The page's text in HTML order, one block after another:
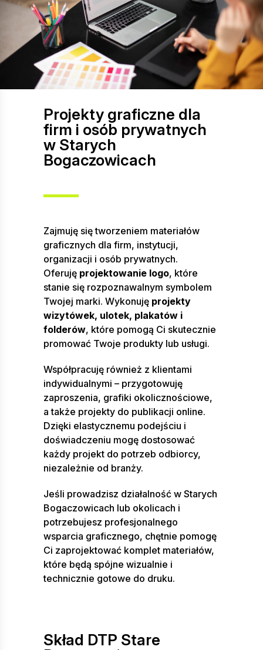
Projekty graficzne dla
firm i osób prywatnych
w Starych
Bogaczowicach
Zajmuję się tworzeniem materiałów
graficznych dla firm, instytucji,
organizacji i osób prywatnych.
Oferuję projektowanie logo, które
stanie się rozpoznawalnym symbolem
Twojej marki. Wykonuję projekty
wizytówek, ulotek, plakatów i
folderów, które pomogą Ci skutecznie
promować Twoje produkty lub usługi.
Współpracuję również z klientami
indywidualnymi – przygotowuję
zaproszenia, grafiki okolicznościowe,
a także projekty do publikacji online.
Dzięki elastycznemu podejściu i
doświadczeniu mogę dostosować
każdy projekt do potrzeb odbiorcy,
niezależnie od branży.
Jeśli prowadzisz działalność w Starych
Bogaczowicach lub okolicach i
potrzebujesz profesjonalnego
wsparcia graficznego, chętnie pomogę
Ci zaprojektować komplet materiałów,
które będą spójne wizualnie i
technicznie gotowe do druku.
Skład DTP Stare